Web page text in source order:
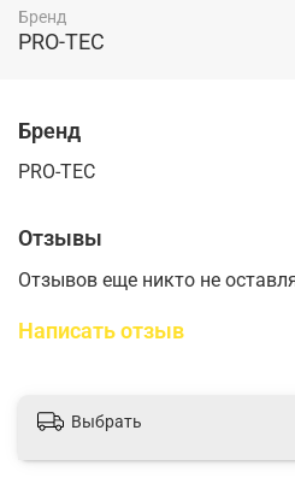
Бренд
PRO-TEC
Бренд
PRO-TEC
Отзывы
Отзывов еще никто не
Написать отзыв
Выбрать